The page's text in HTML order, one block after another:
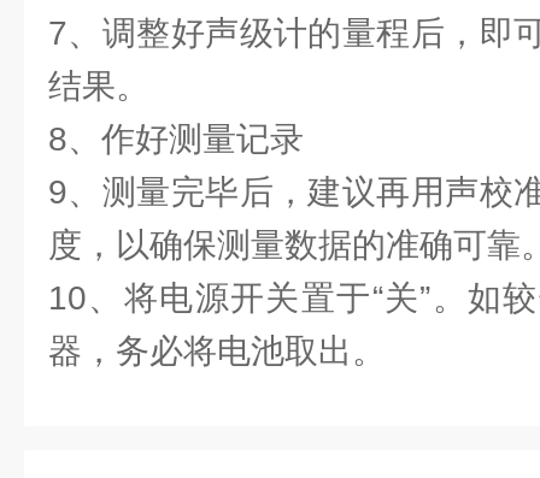
7、调整好声级计的量程后，即
结果。
8、作好测量记录
9、测量完毕后，建议再用声校
度，以确保测量数据的准确可靠
10、将电源开关置于“关”。如
器，务必将电池取出。